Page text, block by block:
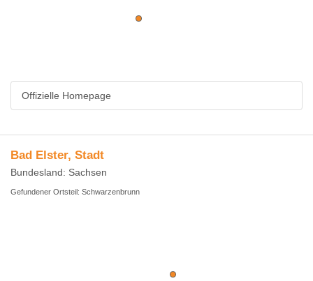
Offizielle Homepage
Bad Elster, Stadt
Bundesland: Sachsen
Gefundener Ortsteil: Schwarzenbrunn